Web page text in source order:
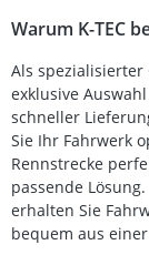
Warum K-TEC
Als
exklusive
schneller
Sie Ihr Fahrwerk
Rennstrecke
passende
erhalten Sie
bequem aus